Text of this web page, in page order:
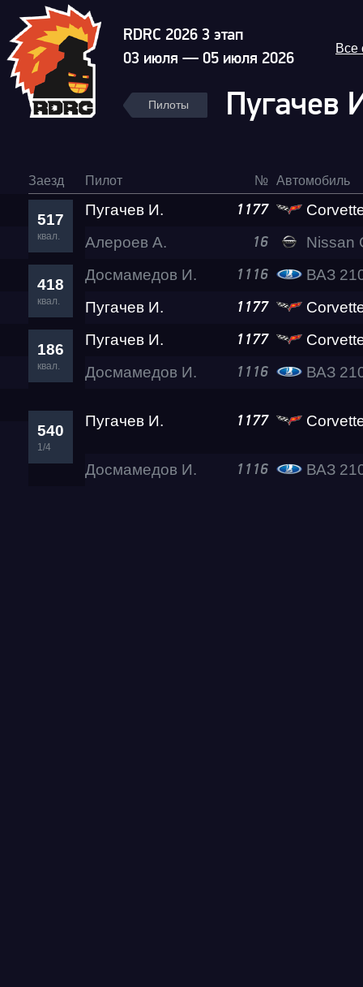
RDRC 2026 3 этап
03 июля — 05 июля 2026
Все
Пилоты Пугачев
Заезд Пилот № Автомобиль
517
квал.
Пугачев И. 1177
Corvette
Алероев А.
16 Nissan
418
квал.
Досмамедов И. 1116
ВАЗ
Пугачев И.
1177 Corvette
186
квал.
Пугачев И. 1177
Corvette
Досмамедов И.
1116 ВАЗ
540
1/4
Пугачев И. 1177 Corvette
Досмамедов И. 1116 ВАЗ